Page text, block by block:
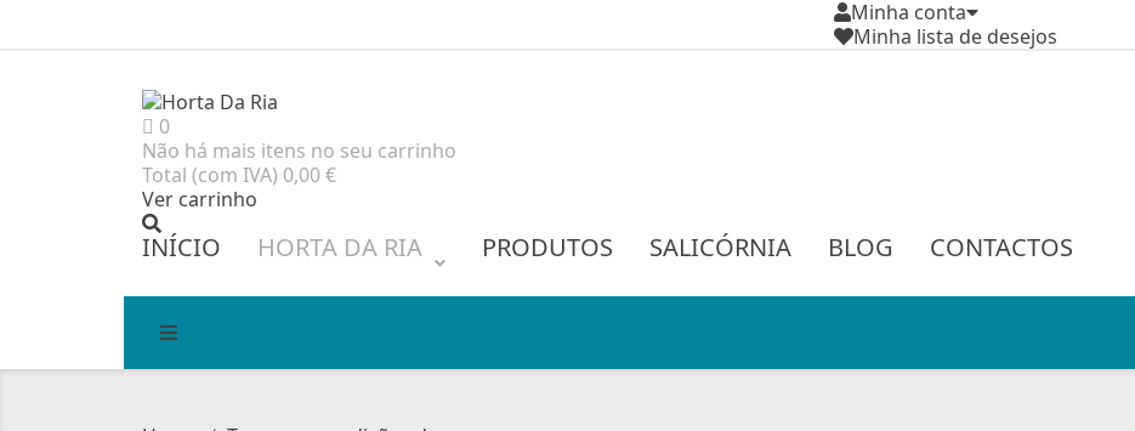
Minha conta
Minha lista de desejos
0
Não há mais itens no seu carrinho
Total (com IVA) 0,00 €
Ver carrinho
INÍCIO HORTA DA RIA PRODUTOS SALICÓRNIA BLOG CONTACTOS